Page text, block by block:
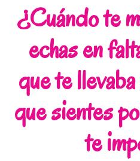
¿Cuándo te
echas en
que te
que sientes
te